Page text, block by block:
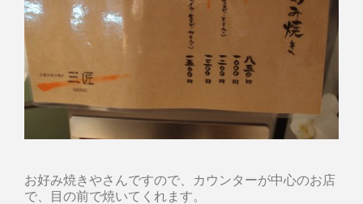
お好み焼きやさんですので、カウンターが中心のお店
で、目の前で焼いてくれます。